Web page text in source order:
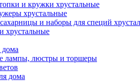
и кружки хрустальные
хрустальные
и наборы для специй
хрустальные
лампы, люстры и торшеры
дома